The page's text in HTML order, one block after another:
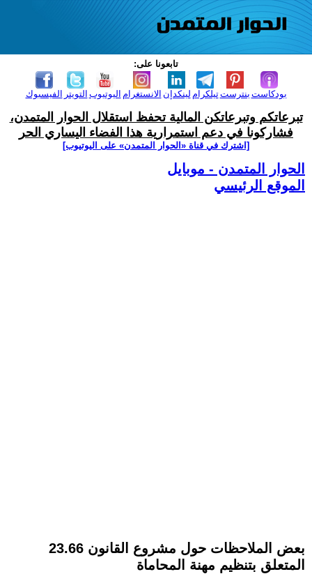
تابعونا على:
الفيسبوك التويتر اليوتيوب الانستغرام لينكدإن تيلكرامبنترست بودكاست
تبرعاتكم وتبرعاتكن المالية تحفظ استقلال الحوار المتمدن،
فشاركونا في دعم استمرارية هذا الفضاء اليساري الحر
[اشترك في قناة ‫«الحوار المتمدن» على اليوتيوب]
الحوار المتمدن - موبايل
الموقع الرئيسي
بعض الملاحظات حول مشروع القانون 23.66
المتعلق بتنظيم مهنة المحاماة